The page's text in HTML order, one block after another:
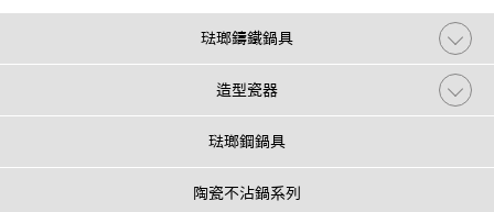
琺瑯鑄鐵鍋具
造型瓷器
琺瑯鋼鍋具
陶瓷不沾鍋系列